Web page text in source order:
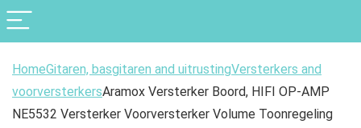
HomeGitaren, basgitaren and uitrustingVersterkers and
voorversterkersAramox Versterker Boord, HIFI OP-AMP
NE5532 Versterker Voorversterker Volume Toonregeling